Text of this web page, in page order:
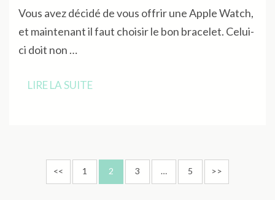
Vous avez décidé de vous offrir une Apple Watch,
et maintenant il faut choisir le bon bracelet. Celui-
ci doit non …
LIRE LA SUITE
Pagination
<< Page
1 Page
2 Page
3 … Page
5 >>